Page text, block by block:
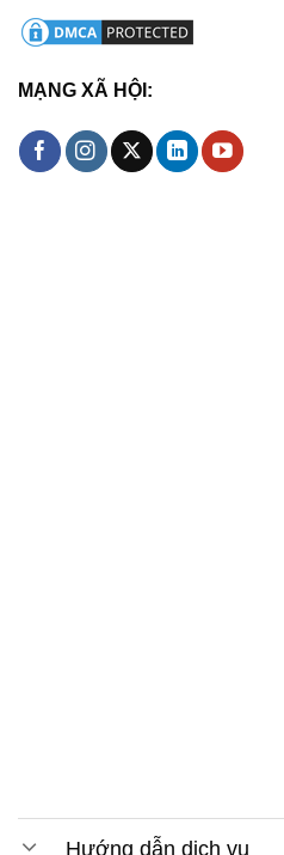
MẠNG XÃ HỘI:
Hướng dẫn dịch vụ